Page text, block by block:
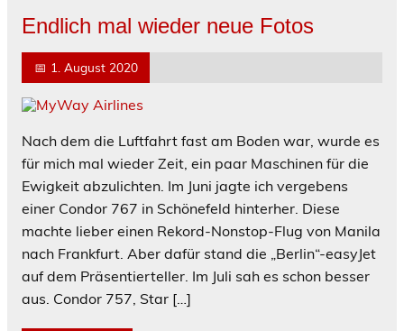
Endlich mal wieder neue Fotos
📅 1. August 2020
Nach dem die Luftfahrt fast am Boden war, wurde es
für mich mal wieder Zeit, ein paar Maschinen für die
Ewigkeit abzulichten. Im Juni jagte ich vergebens
einer Condor 767 in Schönefeld hinterher. Diese
machte lieber einen Rekord-Nonstop-Flug von Manila
nach Frankfurt. Aber dafür stand die „Berlin“-easyJet
auf dem Präsentierteller. Im Juli sah es schon besser
aus. Condor 757, Star […]